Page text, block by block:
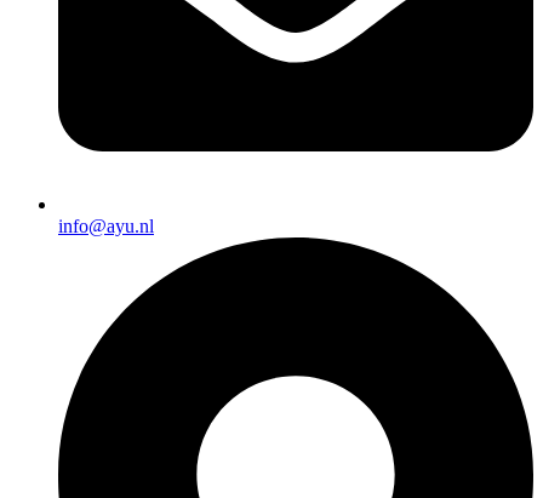
info@ayu.nl